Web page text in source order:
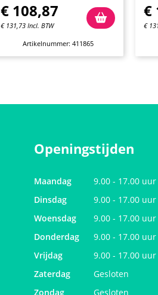
€ 108,87
€ 131,73 Incl. BTW
Artikelnummer: 411865
€
€
Openingstijden
Maandag
9.00 - 17.00 uur
Dinsdag
9.00 - 17.00 uur
Woensdag
9.00 - 17.00 uur
Donderdag
9.00 - 17.00 uur
Vrijdag
9.00 - 17.00 uur
Zaterdag
Gesloten
Zondag
Gesloten